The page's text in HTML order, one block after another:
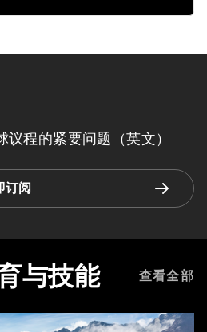
程的紧要问题（英文）
订阅
与技能 查看全部